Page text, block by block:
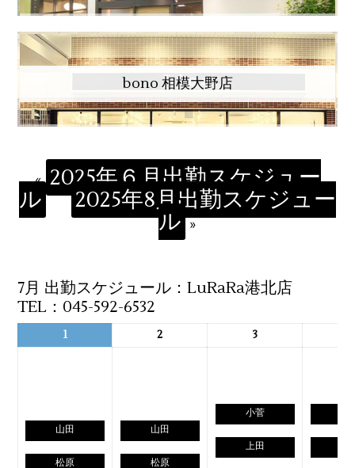
bono 相模大野店
« 2025年６月出勤スケジュー
ル 2025年8月出勤スケジュー
ル »
7月 出勤スケジュール：LuRaRa港北店
TEL：045-592-6532
1 2 3
山田
松原
山田
松原
小菅
上田